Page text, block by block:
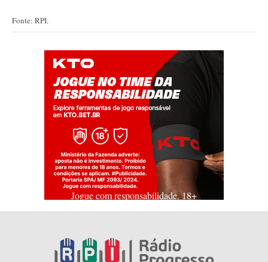
Fonte: RPI.
Jogue com responsabilidade. 18+